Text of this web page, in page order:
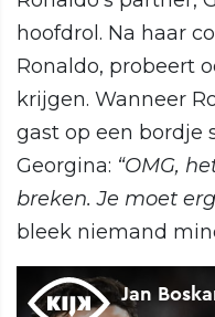
hoofdrol. Na haar
Ronaldo, probeert
krijgen. Wanneer
gast op een bordje
Georgina: “OMG,
breken. Je moet
bleek niemand